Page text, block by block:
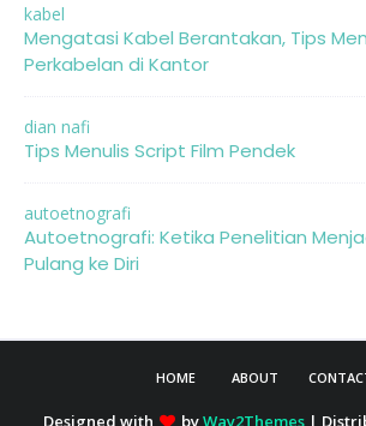
kabel
Mengatasi Kabel Berantakan, Tips
Perkabelan di Kantor
dian nafi
Tips Menulis Script Film Pendek
autoetnografi
Autoetnografi: Ketika Penelitian
Pulang ke Diri
HOME ABOUT
Designed with byWay2Themes|